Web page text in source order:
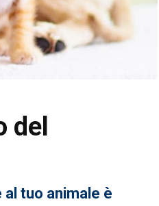
del
tuo animale è